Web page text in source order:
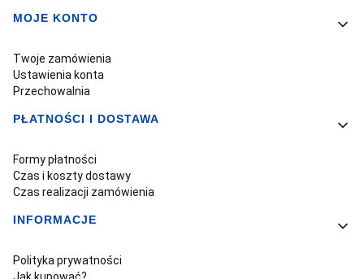
MOJE KONTO
Twoje zamówienia
Ustawienia konta
Przechowalnia
PŁATNOŚCI I DOSTAWA
Formy płatności
Czas i koszty dostawy
Czas realizacji zamówienia
INFORMACJE
Polityka prywatności